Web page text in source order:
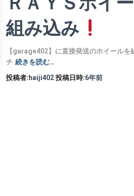
組み込み
【garage402】に直接発送のホイールを
チ 続きを読む…
投稿者: haiji402投稿日時:6年前